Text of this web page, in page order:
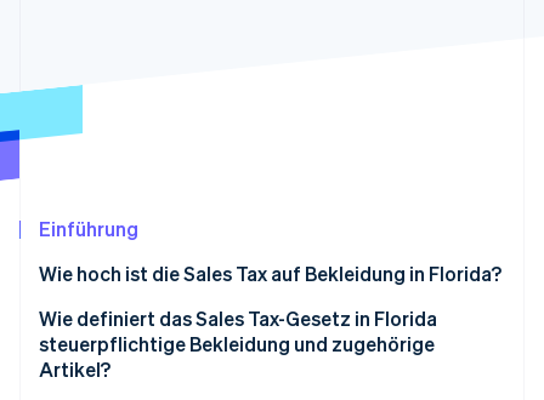
Jetzt ansehen
Einführung
Wie hoch ist die Sales Tax auf Bekleidung in Florida?
Wie definiert das Sales Tax-Gesetz in Florida
steuerpflichtige Bekleidung und zugehörige
Artikel?